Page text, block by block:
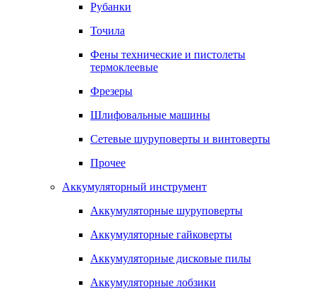
Рубанки
Точила
Фены технические и пистолеты
термоклеевые
Фрезеры
Шлифовальные машины
Сетевые шуруповерты и винтоверты
Прочее
Аккумуляторный инструмент
Аккумуляторные шуруповерты
Аккумуляторные гайковерты
Аккумуляторные дисковые пилы
Аккумуляторные лобзики